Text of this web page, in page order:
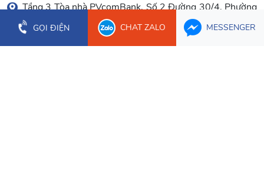
Tầng 3 Tòa nhà PVcomBank, Số 2 Đường 30/4, Phường
Hòa Cường
0903 003 779
GỌI ĐIỆN CHAT ZALO MESSENGER